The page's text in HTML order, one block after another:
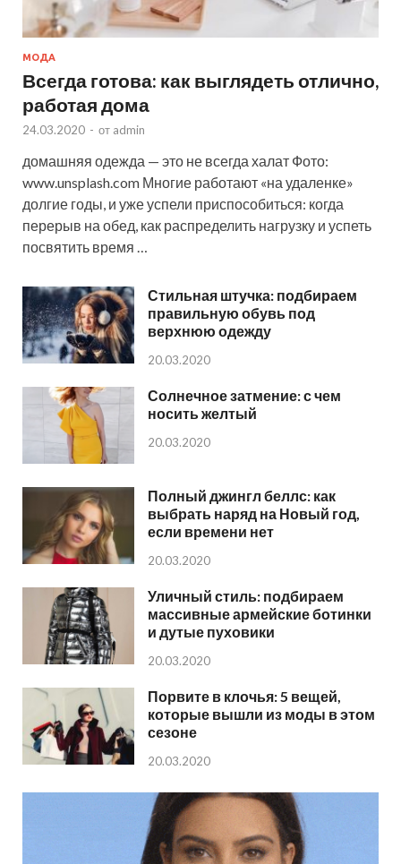
МОДА
Всегда готова: как выглядеть отлично,
работая дома
24.03.2020 - от admin
домашняя одежда — это не всегда халат Фото:
www.unsplash.com Многие работают «на удаленке»
долгие годы, и уже успели приспособиться: когда
перерыв на обед, как распределить нагрузку и успеть
посвятить время …
Стильная штучка: подбираем
правильную обувь под
верхнюю одежду
20.03.2020
Солнечное затмение: с чем
носить желтый
20.03.2020
Полный джингл беллс: как
выбрать наряд на Новый год,
если времени нет
20.03.2020
Уличный стиль: подбираем
массивные армейские ботинки
и дутые пуховики
20.03.2020
Порвите в клочья: 5 вещей,
которые вышли из моды в этом
сезоне
20.03.2020